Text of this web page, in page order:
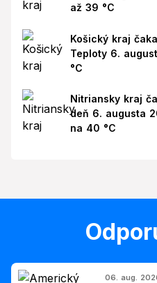
až 39 °C
Košický kraj
Teploty 6.
°C
Nitriansky kraj
deň 6. augusta
na 40 °C
06. aug.